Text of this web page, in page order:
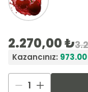
2.270,00 ₺
Kazancınız: 973.00
1